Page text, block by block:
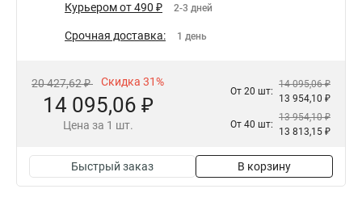
Курьером от 490 ₽ 2-3 дней
Срочная доставка: 1 день
20 427,62 ₽ Скидка 31%
14 095,06 ₽
Цена за 1 шт.
От 20 шт:
14 095,06 ₽
13 954,10 ₽
От 40 шт:
13 954,10 ₽
13 813,15 ₽
Быстрый заказ В корзину